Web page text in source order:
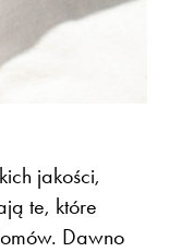
jakości,
te, które
Dawno